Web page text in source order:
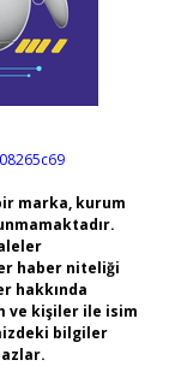
marka, kurum
haber niteliği
hakkında
ve kişiler ile isim
bilgiler